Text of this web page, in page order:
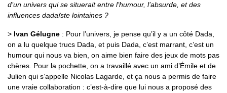
d’un univers qui se situerait entre l’humour, l’absurde, et des
influences dadaïste lointaines ?
> Ivan Gélugne : Pour l’univers, je pense qu’il y a un côté Dada,
on a lu quelque trucs Dada, et puis Dada, c’est marrant, c’est un
humour qui nous va bien, on aime bien faire des jeux de mots pas
chères. Pour la pochette, on a travaillé avec un ami d’Émile et de
Julien qui s’appelle Nicolas Lagarde, et ça nous a permis de faire
une vraie collaboration : c’est-à-dire que lui nous a proposé des